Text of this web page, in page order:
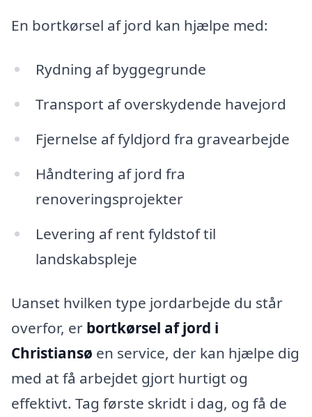
En bortkørsel af jord kan hjælpe med:
Rydning af byggegrunde
Transport af overskydende havejord
Fjernelse af fyldjord fra gravearbejde
Håndtering af jord fra
renoveringsprojekter
Levering af rent fyldstof til
landskabspleje
Uanset hvilken type jordarbejde du står
overfor, er bortkørsel af jord i
Christiansø en service, der kan hjælpe dig
med at få arbejdet gjort hurtigt og
effektivt. Tag første skridt i dag, og få de